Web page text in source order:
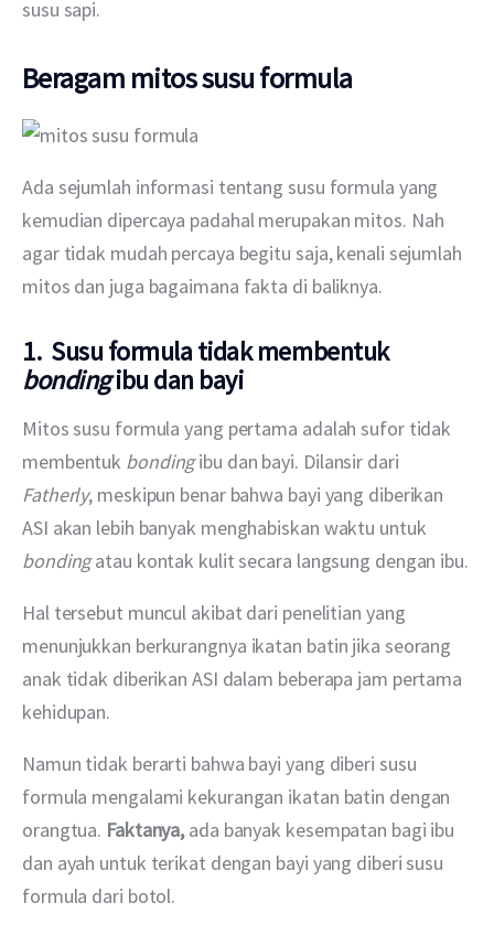
susu sapi.
Beragam mitos susu formula
Ada sejumlah informasi tentang susu formula yang
kemudian dipercaya padahal merupakan mitos. Nah
agar tidak mudah percaya begitu saja, kenali sejumlah
mitos dan juga bagaimana fakta di baliknya.
1. Susu formula tidak membentuk
bondingibu dan bayi
Mitos susu formula yang pertama adalah sufor tidak
membentuk bonding ibu dan bayi. Dilansir dari
Fatherly, meskipun benar bahwa bayi yang diberikan
ASI akan lebih banyak menghabiskan waktu untuk
bonding atau kontak kulit secara langsung dengan ibu.
Hal tersebut muncul akibat dari penelitian yang
menunjukkan berkurangnya ikatan batin jika seorang
anak tidak diberikan ASI dalam beberapa jam pertama
kehidupan.
Namun tidak berarti bahwa bayi yang diberi susu
formula mengalami kekurangan ikatan batin dengan
orangtua. Faktanya, ada banyak kesempatan bagi ibu
dan ayah untuk terikat dengan bayi yang diberi susu
formula dari botol.